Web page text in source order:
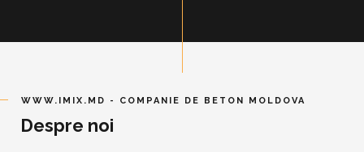
WWW.IMIX.MD - COMPANIE DE BETON MOLDOVA
Despre noi